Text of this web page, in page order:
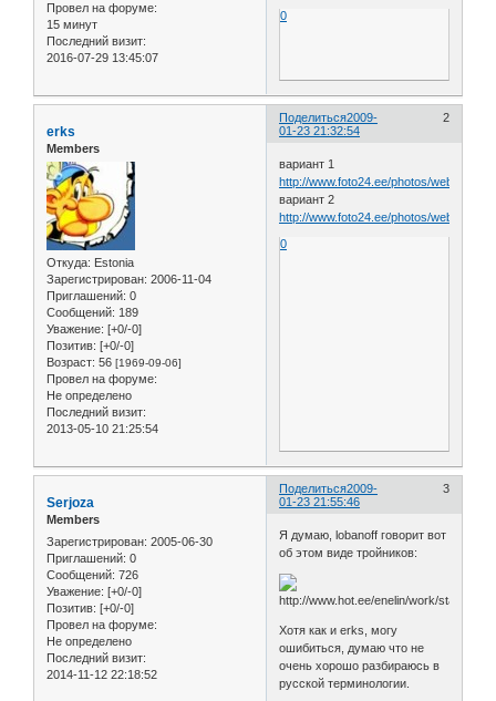
Провел на форуме:
15 минут
Последний визит:
2016-07-29 13:45:07
0
Поделиться 2
2009-
01-23 21:32:54
erks
Members
Откуда: Estonia
Зарегистрирован: 2006-11-04
Приглашений: 0
Сообщений: 189
Уважение: [+0/-0]
Позитив: [+0/-0]
Возраст: 56 [1969-09-06]
Провел на форуме:
Не определено
Последний визит:
2013-05-10 21:25:54
вариант 1
http://www.foto24.ee/photos/web/T/
вариант 2
http://www.foto24.ee/photos/web/T/
0
Поделиться 3
2009-
01-23 21:55:46
Serjoza
Members
Зарегистрирован: 2005-06-30
Приглашений: 0
Сообщений: 726
Уважение: [+0/-0]
Позитив: [+0/-0]
Провел на форуме:
Не определено
Последний визит:
2014-11-12 22:18:52
Я думаю, lobanoff говорит вот
об этом виде тройников:
Хотя как и erks, могу
ошибиться, думаю что не
очень хорошо разбираюсь в
русской терминологии.